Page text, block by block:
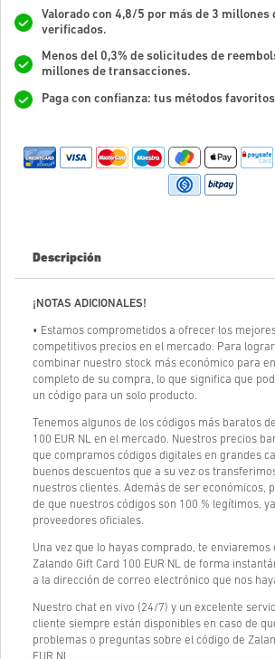
Valorado con 4,8/5 por más de 3 millones
verificados.
Menos del 0,3% de solicitudes de
millones de transacciones.
Paga con confianza: tus métodos
Descripción
¡NOTAS ADICIONALES!
• Estamos comprometidos a ofrecer los
competitivos precios en el mercado. Para
combinar nuestro stock más económico para
completo de su compra, lo que significa que
un código para un solo producto.
Tenemos algunos de los códigos más baratos
100 EUR NL en el mercado. Nuestros precios
que compramos códigos digitales en grandes
buenos descuentos que a su vez os
nuestros clientes. Además de ser económicos,
de que nuestros códigos son 100 % legítimos,
proveedores oficiales.
Una vez que lo hayas comprado, te enviaremos
Zalando Gift Card 100 EUR NL de forma
a la dirección de correo electrónico que nos
Nuestro chat en vivo (24/7) y un excelente
cliente siempre están disponibles en caso de
problemas o preguntas sobre el código de
EUR NL.